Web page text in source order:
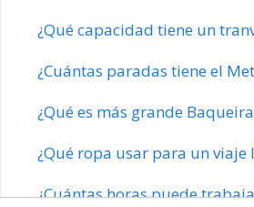
¿Qué capacidad tiene un
¿Cuántas paradas tiene el
¿Qué es más grande
¿Qué ropa usar para un viaje
¿Cuántas horas puede